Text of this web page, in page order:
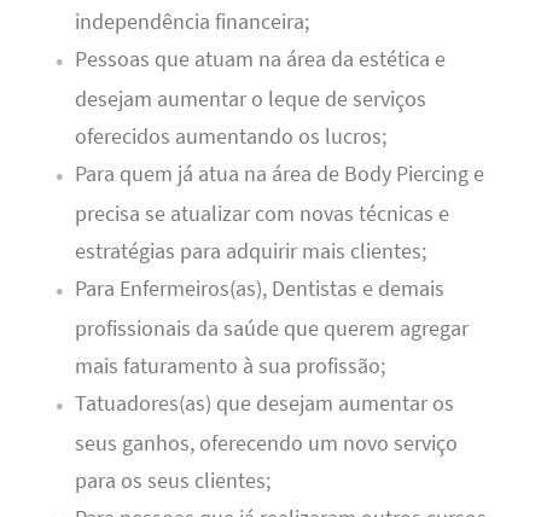
independência financeira;
Pessoas que atuam na área da estética e
desejam aumentar o leque de serviços
oferecidos aumentando os lucros;
Para quem já atua na área de Body Piercing e
precisa se atualizar com novas técnicas e
estratégias para adquirir mais clientes;
Para Enfermeiros(as), Dentistas e demais
profissionais da saúde que querem agregar
mais faturamento à sua profissão;
Tatuadores(as) que desejam aumentar os
seus ganhos, oferecendo um novo serviço
para os seus clientes;